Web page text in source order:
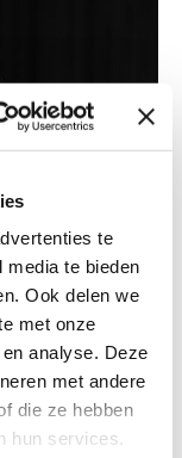
te
te bieden
Ook delen we
met onze
analyse. Deze
met andere
die ze hebben
hun services.